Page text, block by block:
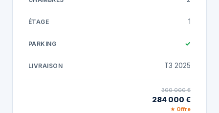
1
✓
T3 2025
300 000 €
284 000 €
★ Offre